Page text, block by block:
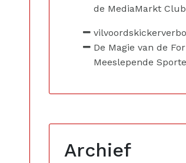
de MediaMarkt
De Magie van de
Meeslepende
Archief